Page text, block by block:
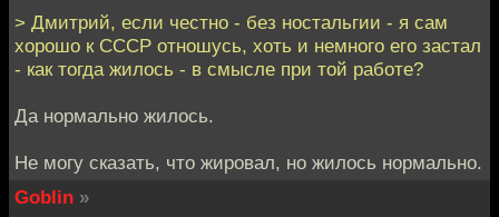
> Дмитрий, если честно - без ностальгии - я сам
хорошо к СССР отношусь, хоть и немного его застал
- как тогда жилось - в смысле при той работе?
Да нормально жилось.
Не могу сказать, что жировал, но жилось нормально.
Goblin »